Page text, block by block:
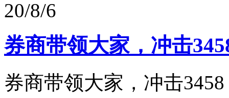
20/8/6
券商带领大家，冲击
券商带领大家，冲击